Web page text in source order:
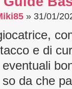
» 31/01/
e di
eventuali
so da che